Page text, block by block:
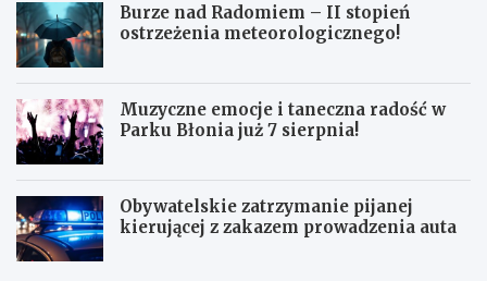
Burze nad Radomiem – II stopień
ostrzeżenia meteorologicznego!
Muzyczne emocje i taneczna radość w
Parku Błonia już 7 sierpnia!
Obywatelskie zatrzymanie pijanej
kierującej z zakazem prowadzenia auta
G
B